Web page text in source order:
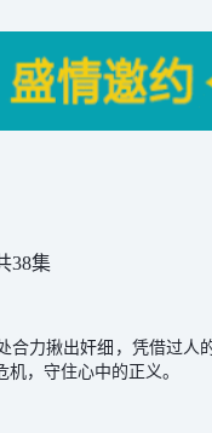
38集
力揪出奸细，凭借过
，守住心中的正义。